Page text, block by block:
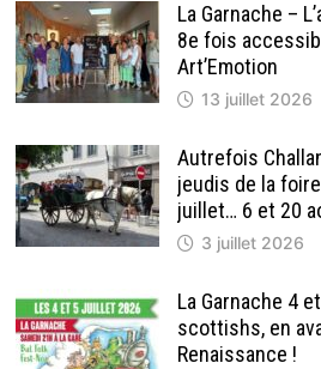
La Garnache –
8e fois
Art’Emotion
13 juillet 2026
Autrefois
jeudis de la
juillet… 6 et 20
3 juillet 2026
La Garnache 4
scottishs, en
Renaissance !